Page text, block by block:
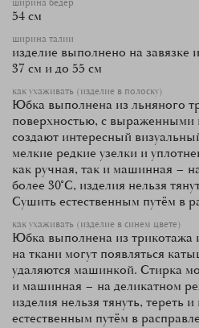
ширина бедер
54 см
ширина талии
изделие выполнено на завязке
37 см и до 55 см
как ухаживать (изделие в полоску)
Юбка выполнена из льняного
поверхностью, с
создают интересный
мелкие редкие узелки и
как ручная, так и машинная –
более 30°С, изделия нельзя
Сушить естественным путём в
как ухаживать (изделие в синем цвете)
Юбка выполнена из трикотажа
на ткани могут появляться
удаляются машинкой. Стирка
и машинная – на деликатном
изделия нельзя тянуть, тереть
естественным путём в